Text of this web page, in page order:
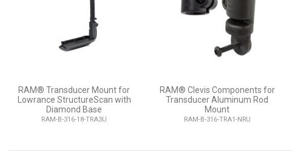
RAM® Transducer Mount for
Lowrance StructureScan with
Diamond Base
RAM-B-316-18-TRA3U
RAM® Clevis Components for
Transducer Aluminum Rod
Mount
RAM-B-316-TRA1-NRU